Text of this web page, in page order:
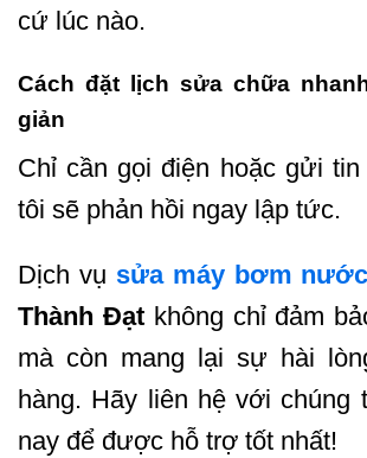
cứ lúc nào.
Cách đặt lịch sửa chữa
giản
Chỉ cần gọi điện hoặc gửi tin
tôi sẽ phản hồi ngay lập tức.
Dịch vụ sửa máy bơm
Thành Đạtkhông chỉ đảm
mà còn mang lại sự hài
hàng. Hãy liên hệ với chúng
nay để được hỗ trợ tốt nhất!